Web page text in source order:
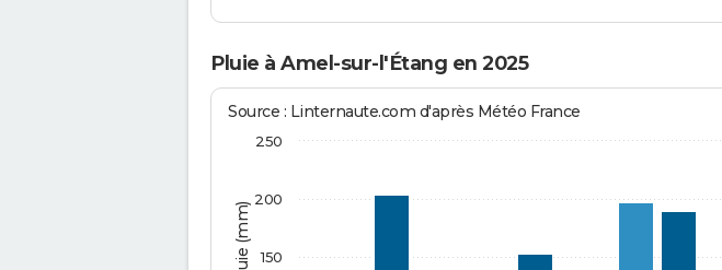
Pluie à Amel-sur-l'Étang en 2025
Source : Linternaute.com d'après Météo France
150
200
250